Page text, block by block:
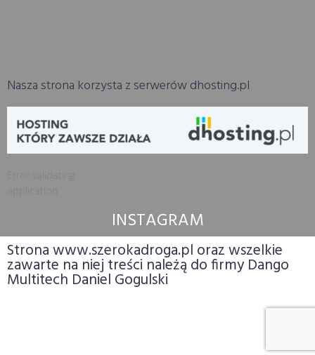
Nasza strona korzysta z serwerów dhosting.pl
INSTAGRAM
Strona www.szerokadroga.pl oraz wszelkie
zawarte na niej treści należą do firmy Dango
Multitech Daniel Gogulski